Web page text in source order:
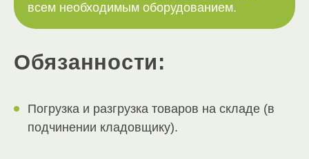
всем необходимым оборудованием.
Обязанности:
Погрузка и разгрузка товаров на складе (в
подчинении кладовщику).